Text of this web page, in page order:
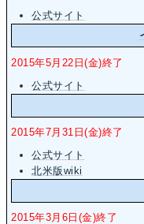
公式サイト
2015年5月22日(金)終了
公式サイト
2015年7月31日(金)終了
公式サイト
北米版wiki
2015年3月6日(金)終了